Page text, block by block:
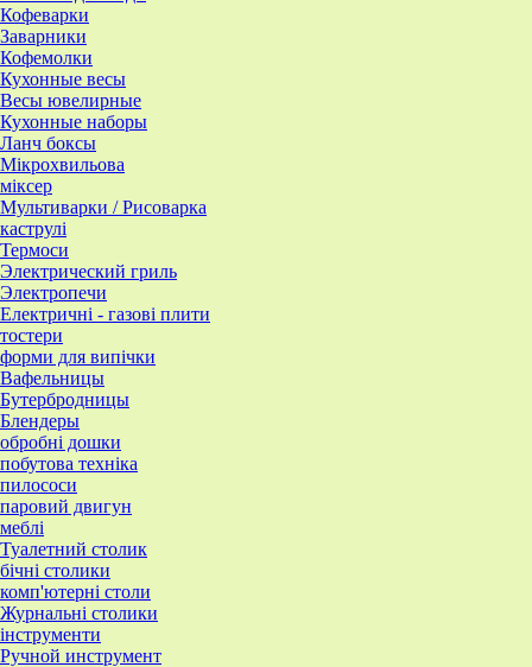
Кофеварки
Заварники
Кофемолки
Кухонные весы
Весы ювелирные
Кухонные наборы
Ланч боксы
Мікрохвильова
міксер
Мультиварки / Рисоварка
каструлі
Термоси
Электрический гриль
Электропечи
Електричні - газові плити
тостери
форми для випічки
Вафельницы
Бутербродницы
Блендеры
обробні дошки
побутова техніка
пилососи
паровий двигун
меблі
Туалетний столик
бічні столики
комп'ютерні столи
Журнальні столики
інструменти
Ручной инструмент